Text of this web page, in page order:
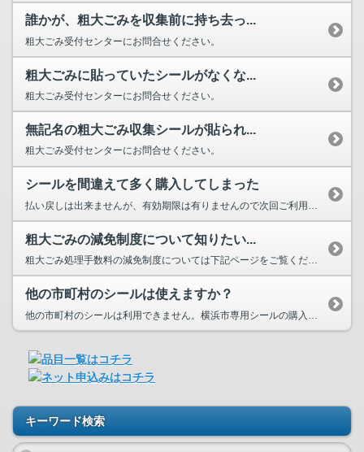
誰かが、粗大ごみを収集前に持ち去っ...
粗大ごみ受付センターにお問合せください。
粗大ごみに貼っていたシールがなくな...
粗大ごみ受付センターにお問合せください。
無記名の粗大ごみ収集シールが貼られ...
粗大ごみ受付センターにお問合せください。
シールを間違えて多く購入してしまった
払い戻しは出来ませんが、有効期限は有りませんので次回ご利用ください。 た...
粗大ごみの減免制度について知りたい...
粗大ごみ処理手数料の減免制度については下記ページをご覧ください ⇒粗大ご...
他の市町村のシールは使えますか？
キーワード検索